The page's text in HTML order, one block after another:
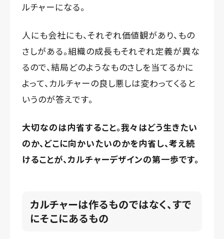
ルチャーになる。
人にも会社にも、それぞれ価値観があり、もの
さしがある。組織の成長もそれぞれ定義が異な
るので、結局どのようなものさしを当てるかに
よって、カルチャーの良し悪しは変わってくると
いうのが答えです。
大切なのは内省すること。我々はどう生きたい
のか、どこに向かいたいのかを内省し、考え続
けることが、カルチャーデザインの第一歩です。
カルチャーは作るものではなく、すで
にそこにあるもの